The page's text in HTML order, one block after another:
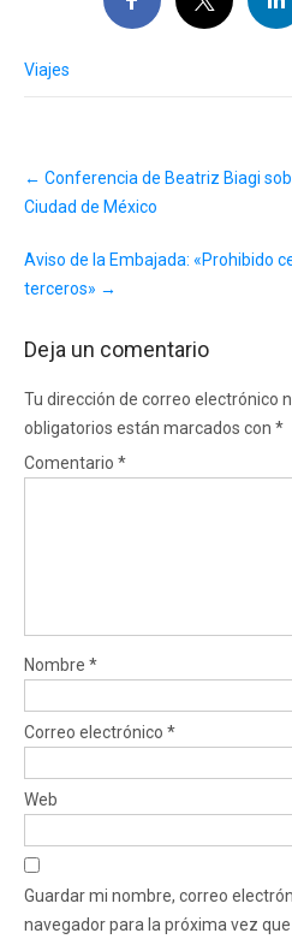
Viajes
navigation
← Conferencia de Beatriz Biagi
Ciudad de México
Aviso de la Embajada: «Prohibido
terceros» →
Deja un comentario
Tu dirección de correo electrónico
obligatorios están marcados con *
Comentario *
Nombre *
Correo electrónico *
Web
Guardar mi nombre, correo
navegador para la próxima vez